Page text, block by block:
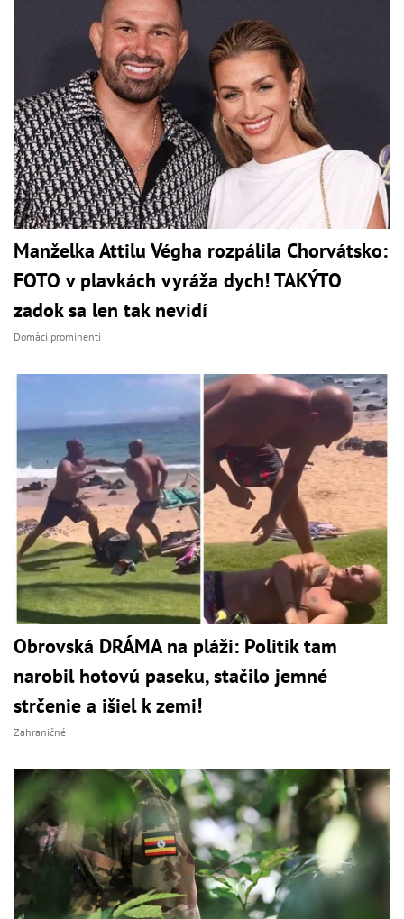
Manželka Attilu Végha rozpálila Chorvátsko:
FOTO v plavkách vyráža dych! TAKÝTO
zadok sa len tak nevidí
Domáci prominenti
Obrovská DRÁMA na pláži: Politik tam
narobil hotovú paseku, stačilo jemné
strčenie a išiel k zemi!
Zahraničné